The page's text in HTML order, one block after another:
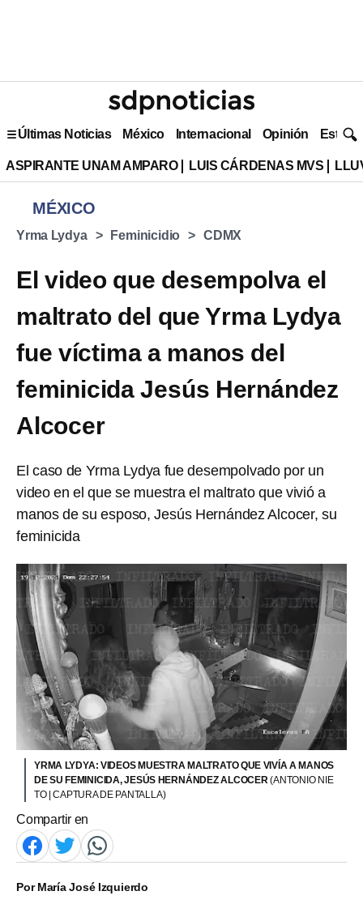
Últimas Noticias México Internacional Opinión Estilo
ASPIRANTE UNAM AMPARO LUIS CÁRDENAS MVS
MÉXICO
Yrma Lydya Feminicidio CDMX
El video que desempolva el
maltrato del que Yrma Lydya
fue víctima a manos del
feminicida Jesús Hernández
Alcocer
El caso de Yrma Lydya fue desempolvado por un
video en el que se muestra el maltrato que vivió a
manos de su esposo, Jesús Hernández Alcocer, su
feminicida
YRMA LYDYA: VIDEOS MUESTRA MALTRATO QUE VIVÍA A MANOS
DE SU FEMINICIDA, JESÚS HERNÁNDEZ ALCOCER(ANTONIO NIE
TO | CAPTURA DE PANTALLA)
Compartir en
PorMaría José Izquierdo